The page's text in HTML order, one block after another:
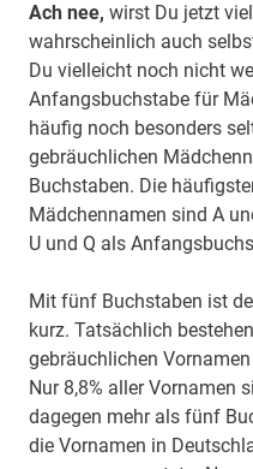
Ach nee, wirst Du jetzt
wahrscheinlich auch
Du vielleicht noch nicht
Anfangsbuchstabe für
häufig noch besonders
gebräuchlichen
Buchstaben. Die
Mädchennamen sind A
U und Q als
Mit fünf Buchstaben ist
kurz. Tatsächlich
gebräuchlichen
Nur 8,8% aller Vornamen
dagegen mehr als fünf
die Vornamen in